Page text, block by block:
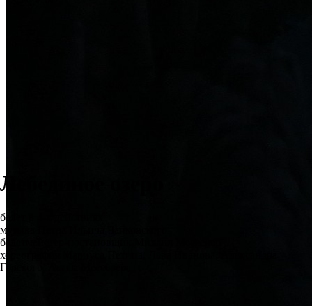
Лебединое озеро
балет в 4-х действиях
музыка Петра Ильича Чайковского
балетмейстер-постановщик Михаил Мессерер
хореография Мариуса Петипа, Льва Иванова, Александра
Горского, Асафа Мессерера